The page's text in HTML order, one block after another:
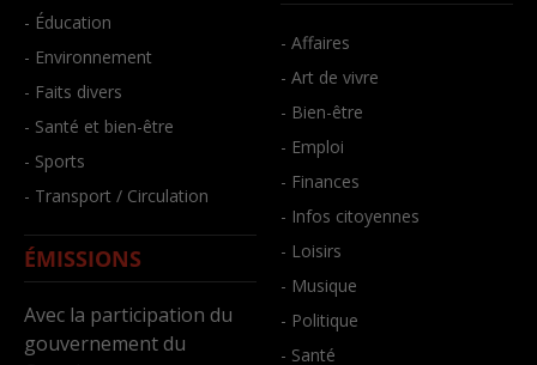
- Éducation
- Environnement
- Faits divers
- Santé et bien-être
- Sports
- Transport / Circulation
ÉMISSIONS
Avec la participation du
gouvernement du
- Affaires
- Art de vivre
- Bien-être
- Emploi
- Finances
- Infos citoyennes
- Loisirs
- Musique
- Politique
- Santé